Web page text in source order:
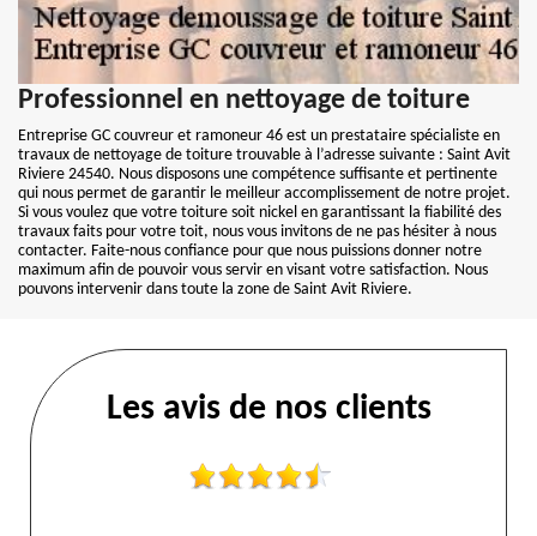
Professionnel en nettoyage de toiture
Entreprise GC couvreur et ramoneur 46 est un prestataire spécialiste en
travaux de nettoyage de toiture trouvable à l’adresse suivante : Saint Avit
Riviere 24540. Nous disposons une compétence suffisante et pertinente
qui nous permet de garantir le meilleur accomplissement de notre projet.
Si vous voulez que votre toiture soit nickel en garantissant la fiabilité des
travaux faits pour votre toit, nous vous invitons de ne pas hésiter à nous
contacter. Faite-nous confiance pour que nous puissions donner notre
maximum afin de pouvoir vous servir en visant votre satisfaction. Nous
pouvons intervenir dans toute la zone de Saint Avit Riviere.
Les avis de nos clients